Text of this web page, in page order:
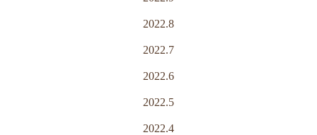
2022.8
2022.7
2022.6
2022.5
2022.4